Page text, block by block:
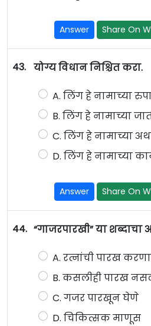
Answer Share On
43. योग्य विधान निश्चित करा.
A. लिंग हे नामाच्या
B. लिंग हे नामाच्या
C. लिंग हे नामाच्या
D. लिंग हे नामाच्या
Answer Share On
44. “गाजरपारखी” या शब्दाचा
A. रत्नांची पारख
B. कसलीही पारख
C. गजर पारखून घेणे
D. चिकित्सक माणूस